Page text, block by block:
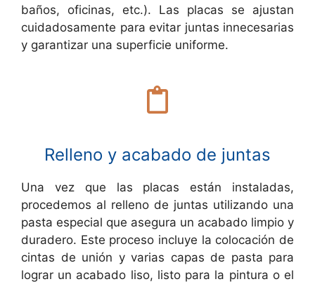
baños, oficinas, etc.). Las placas se ajustan
cuidadosamente para evitar juntas innecesarias
y garantizar una superficie uniforme.
Relleno y acabado de juntas
Una vez que las placas están instaladas,
procedemos al relleno de juntas utilizando una
pasta especial que asegura un acabado limpio y
duradero. Este proceso incluye la colocación de
cintas de unión y varias capas de pasta para
lograr un acabado liso, listo para la pintura o el